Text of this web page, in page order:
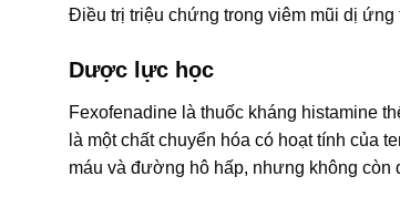
Ðiều trị triệu chứng trong viêm mũi dị
Dược lực học
Fexofenadine là thuốc kháng histamine
là một chất chuyển hóa có hoạt tính của
máu và đường hô hấp, nhưng không